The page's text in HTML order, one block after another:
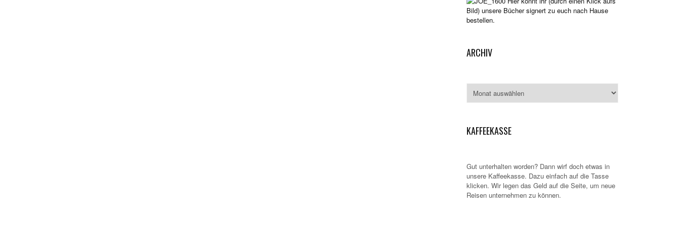
Bild) unsere Bücher signert zu euch nach Hause
bestellen.
ARCHIV
KAFFEEKASSE
Gut unterhalten worden? Dann wirf doch etwas in
unsere Kaffeekasse. Dazu einfach auf die Tasse
klicken. Wir legen das Geld auf die Seite, um neue
Reisen unternehmen zu können.